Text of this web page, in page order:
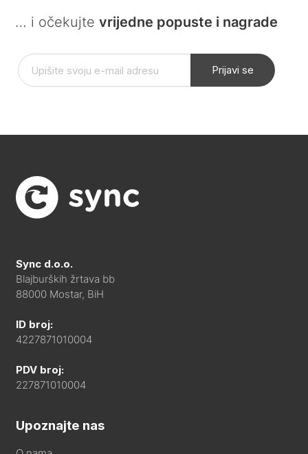
… i očekujte vrijedne popuste i nagrade
Prijavi se
Sync d.o.o.
Blajburških žrtava bb
88000 Mostar, BiH
ID broj:
4227871010004
PDV broj:
227871010004
Upoznajte nas